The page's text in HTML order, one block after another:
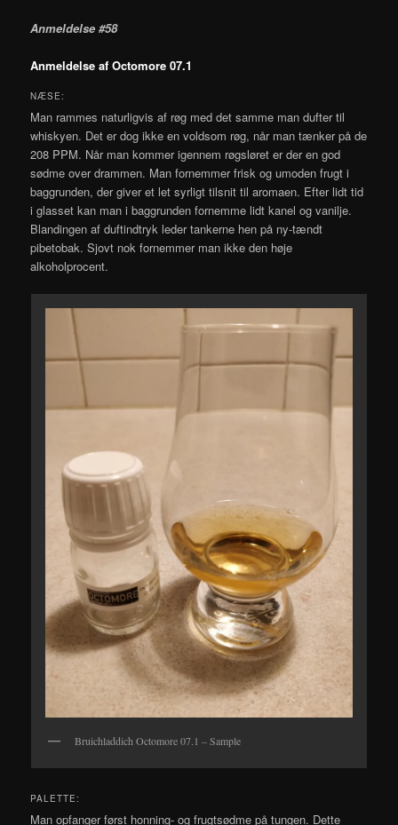
Anmeldelse #58
Anmeldelse af Octomore 07.1
NÆSE:
Man rammes naturligvis af røg med det samme man dufter til
whiskyen. Det er dog ikke en voldsom røg, når man tænker på de
208 PPM. Når man kommer igennem røgsløret er der en god
sødme over drammen. Man fornemmer frisk og umoden frugt i
baggrunden, der giver et let syrligt tilsnit til aromaen. Efter lidt tid
i glasset kan man i baggrunden fornemme lidt kanel og vanilje.
Blandingen af duftindtryk leder tankerne hen på ny-tændt
pibetobak. Sjovt nok fornemmer man ikke den høje
alkoholprocent.
Bruichladdich Octomore 07.1 – Sample
PALETTE:
Man opfanger først honning- og frugtsødme på tungen. Dette